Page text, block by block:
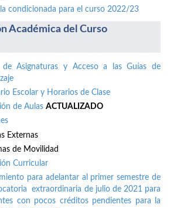
condicionada para el curso 2022/23
Académica del Curso
de Asignaturas y Acceso a las Guías de
Escolar y Horarios de Clase
de Aulas ACTUALIZADO
Externas
de Movilidad
Curricular
para adelantar al primer semestre de
extraordinaria de julio de 2021 para
con pocos créditos pendientes para la